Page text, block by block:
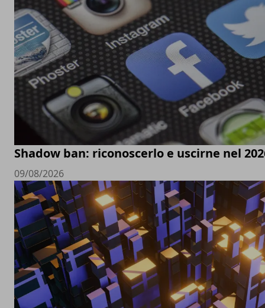
Shadow ban: riconoscerlo e uscirne nel
09/08/2026